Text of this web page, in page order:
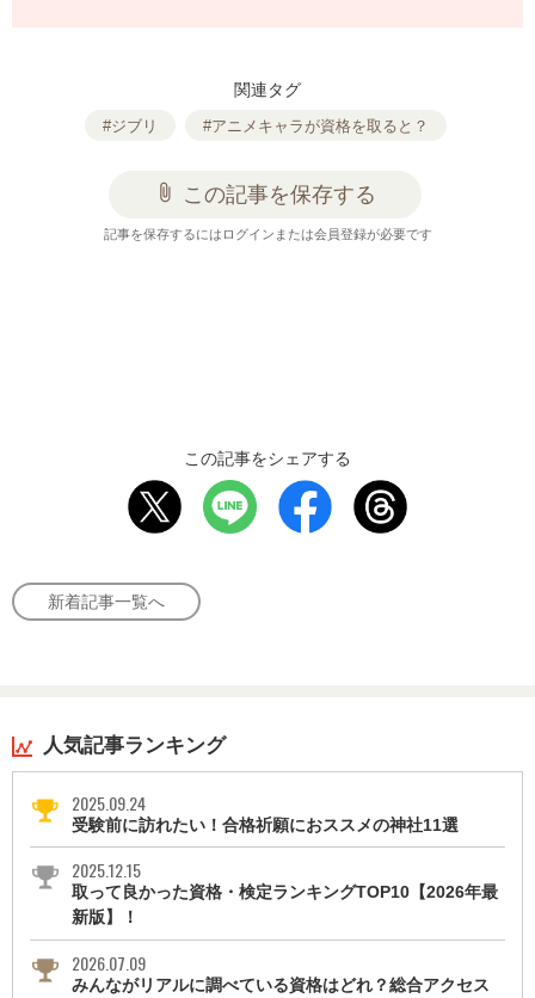
関連タグ
#ジブリ #アニメキャラが資格を取ると？
attach_file この記事を保存する
記事を保存するにはログインまたは会員登録が必要です
この記事をシェアする
新着記事一覧へ
人気記事ランキング
2025.09.24
受験前に訪れたい！合格祈願におススメの神社11選
2025.12.15
取って良かった資格・検定ランキングTOP10【2026年最
新版】！
2026.07.09
みんながリアルに調べている資格はどれ？総合アクセス